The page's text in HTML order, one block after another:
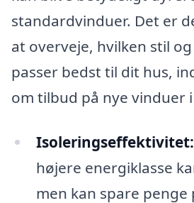
standardvinduer. Det er
at overveje, hvilken stil
passer bedst til dit hus,
om tilbud på nye vinduer
Isoleringseffektivitet:
højere energiklasse
men kan spare penge